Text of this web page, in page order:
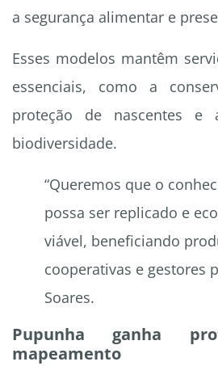
a segurança alimentar e
Esses modelos mantêm
essenciais, como a
proteção de nascentes e
biodiversidade.
“Queremos que o
possa ser replicado e
viável, beneficiando
cooperativas e gestores
Soares.
Pupunha ganha
mapeamento